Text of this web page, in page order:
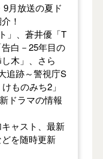
月放送の夏ド
！
」、蒼井優「T
白－25年目の
木」、さら
追跡～警視庁S
ものみち2」
ドラマの情報
ャスト、最新
を随時更新